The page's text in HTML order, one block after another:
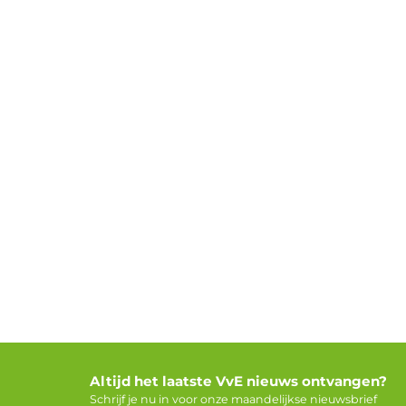
Altijd het laatste VvE nieuws ontvangen?
Schrijf je nu in voor onze maandelijkse nieuwsbrief